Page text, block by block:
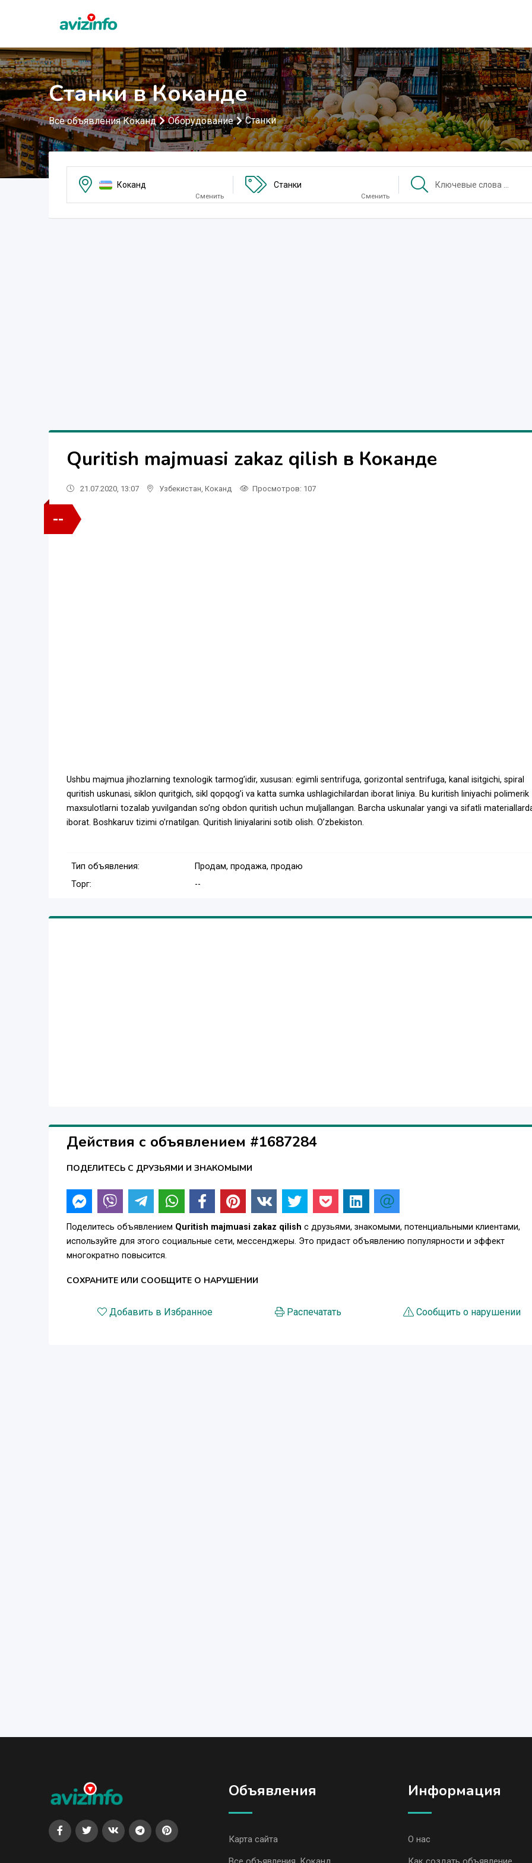
Станки в Коканде
Все объявления Коканд Оборудование Станки
Коканд
Сменить
Станки
Сменить
Quritish majmuasi zakaz qilish в Коканде
21.07.2020, 13:07 Узбекистан Коканд Просмотров: 107
--
Ushbu majmua jihozlarning texnologik tarmogʼidir, xususan: egimli sentrifuga, gorizontal sentrifuga, kanal isitgichi, spiral
quritish uskunasi, siklon quritgich, sikl qopqogʼi va katta sumka ushlagichilardan iborat liniya. Bu kuritish liniyachi polimerik
maxsulotlarni tozalab yuvilgandan soʼng obdon quritish uchun muljallangan. Barcha uskunalar yangi va sifatli
iborat. Boshkaruv tizimi oʼrnatilgan. Quritish liniyalarini sotib olish. Oʼzbekiston.
Тип объявления:
Продам, продажа, продаю
Торг:
--
Действия с объявлением #1687284
ПОДЕЛИТЕСЬ С ДРУЗЬЯМИ И ЗНАКОМЫМИ
Поделитесь объявлением Quritish majmuasi zakaz qilish с друзьями, знакомыми, потенциальными клиентами,
используйте для этого социальные сети, мессенджеры. Это придаст объявлению популярности и эффект
многократно повысится.
СОХРАНИТЕ ИЛИ СООБЩИТЕ О НАРУШЕНИИ
Добавить в Избранное Распечатать Сообщить о нарушении
Объявления
Карта сайта
Информация
О нас